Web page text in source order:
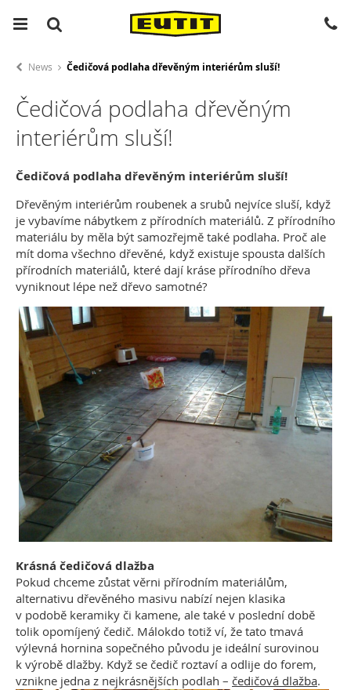
News Čedičová podlaha dřevěným interiérům sluší!
Čedičová podlaha dřevěným
interiérům sluší!
Čedičová podlaha dřevěným interiérům sluší!
Dřevěným interiérům roubenek a srubů nejvíce sluší, když
je vybavíme nábytkem z přírodních materiálů. Z přírodního
materiálu by měla být samozřejmě také podlaha. Proč ale
mít doma všechno dřevěné, když existuje spousta dalších
přírodních materiálů, které dají kráse přírodního dřeva
vyniknout lépe než dřevo samotné?
Krásná čedičová dlažba
Pokud chceme zůstat věrni přírodním materiálům,
alternativu dřevěného masivu nabízí nejen klasika
v podobě keramiky či kamene, ale také v poslední době
tolik opomíjený čedič. Málokdo totiž ví, že tato tmavá
výlevná hornina sopečného původu je ideální surovinou
k výrobě dlažby. Když se čedič roztaví a odlije do forem,
vznikne jedna z nejkrásnějších podlah – čedičová dlažba.